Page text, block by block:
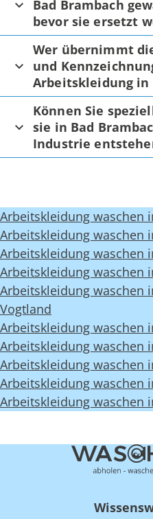
Bad Brambach
bevor sie ersetzt
Wer übernimmt
und
Arbeitskleidung in
Können Sie
sie in Bad
Industrie
Arbeitskleidung waschen
Arbeitskleidung waschen
Arbeitskleidung waschen
Arbeitskleidung waschen
Arbeitskleidung waschen
Vogtland
Arbeitskleidung waschen
Arbeitskleidung waschen
Arbeitskleidung waschen
Arbeitskleidung waschen
Arbeitskleidung waschen